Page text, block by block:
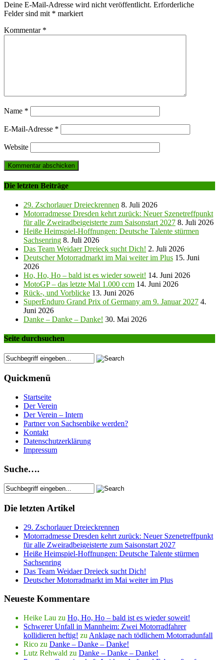
Deine E-Mail-Adresse wird nicht veröffentlicht. Erforderliche
Felder sind mit * markiert
Kommentar *
Name *
E-Mail-Adresse *
Website
Die letzten Beiträge
29. Zschorlauer Dreieckrennen 8. Juli 2026
Motorradmesse Dresden kehrt zurück: Neuer Szenetreffpunkt
für alle Zweiradbeigeisterte zum Saisonstart 2027 8. Juli 2026
Heiße Heimspiel-Hoffnungen: Deutsche Talente stürmen
Sachsenring 8. Juli 2026
Das Team Weidaer Dreieck sucht Dich! 2. Juli 2026
Deutscher Motorradmarkt im Mai weiter im Plus 15. Juni
2026
Ho, Ho, Ho – bald ist es wieder soweit! 14. Juni 2026
MotoGP – das letzte Mal 1.000 ccm 14. Juni 2026
Rück-, und Vorblicke 13. Juni 2026
SuperEnduro Grand Prix of Germany am 9. Januar 2027 4.
Juni 2026
Danke – Danke – Danke! 30. Mai 2026
Seite durchsuchen
Quickmenü
Startseite
Der Verein
Der Verein – Intern
Partner von Sachsenbike werden?
Kontakt
Datenschutzerklärung
Impressum
Suche….
Die letzten Artikel
29. Zschorlauer Dreieckrennen
Motorradmesse Dresden kehrt zurück: Neuer Szenetreffpunkt
für alle Zweiradbeigeisterte zum Saisonstart 2027
Heiße Heimspiel-Hoffnungen: Deutsche Talente stürmen
Sachsenring
Das Team Weidaer Dreieck sucht Dich!
Deutscher Motorradmarkt im Mai weiter im Plus
Neueste Kommentare
Heike Lau zu Ho, Ho, Ho – bald ist es wieder soweit!
Schwerer Unfall in Mannheim: Zwei Motorradfahrer
kollidieren heftig! zu Anklage nach tödlichem Motorradunfall
Rico zu Danke – Danke – Danke!
Lutz Rehwald zu Danke – Danke – Danke!